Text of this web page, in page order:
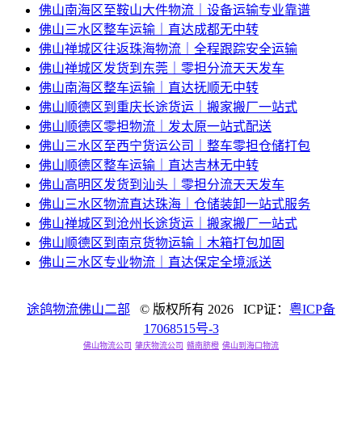
佛山南海区至鞍山大件物流｜设备运输专业靠谱
佛山三水区整车运输｜直达成都无中转
佛山禅城区往返珠海物流｜全程跟踪安全运输
佛山禅城区发货到东莞｜零担分流天天发车
佛山南海区整车运输｜直达抚顺无中转
佛山顺德区到重庆长途货运｜搬家搬厂一站式
佛山顺德区零担物流｜发太原一站式配送
佛山三水区至西宁货运公司｜整车零担仓储打包
佛山顺德区整车运输｜直达吉林无中转
佛山高明区发货到汕头｜零担分流天天发车
佛山三水区物流直达珠海｜仓储装卸一站式服务
佛山禅城区到沧州长途货运｜搬家搬厂一站式
佛山顺德区到南京货物运输｜木箱打包加固
佛山三水区专业物流｜直达保定全境派送
途鸽物流佛山二部 © 版权所有 2026 ICP证： 粤ICP备
17068515号-3
佛山物流公司 肇庆物流公司 赣南脐橙 佛山到海口物流